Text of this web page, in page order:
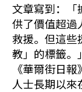
文章寫到：「
供了價值超過
救援。但這些
教」的標籤。」
《華爾街日
人士長期以